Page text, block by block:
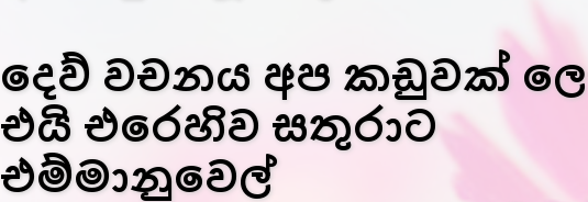
දෙව් වචනය අප කඩුවක්
එයි එරෙහිව සතුරාට
එම්මානුවෙල්